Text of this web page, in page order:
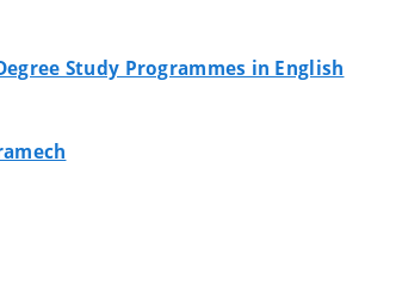
Study Programmes in English